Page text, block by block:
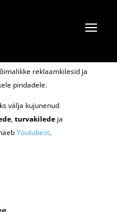
reklaamkilesid ja
pindadele.
välja kujunenud
,turvakiledeja
Youtubest.